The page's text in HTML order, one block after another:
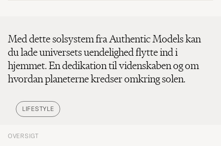
Med dette solsystem fra Authentic Models kan
du lade universets uendelighed flytte ind i
hjemmet. En dedikation til videnskaben og om
hvordan planeterne kredser omkring solen.
LIFESTYLE
OVERSIGT